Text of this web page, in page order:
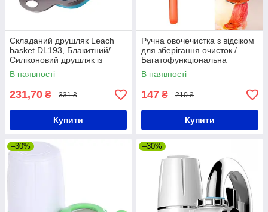
Складаний друшляк Leach
basket DL193, Блакитний/
Силіконовий друшляк із
ручками/Рудвижна друшляк
для раковини
В наявності
231,70 ₴ 331 ₴
Купити
Ручна овочечистка з відсіком
для зберігання очисток /
Багатофункціональна
овочечистка / Ніж для
чищення овочів
В наявності
147 ₴ 210 ₴
Купити
–30% –30%